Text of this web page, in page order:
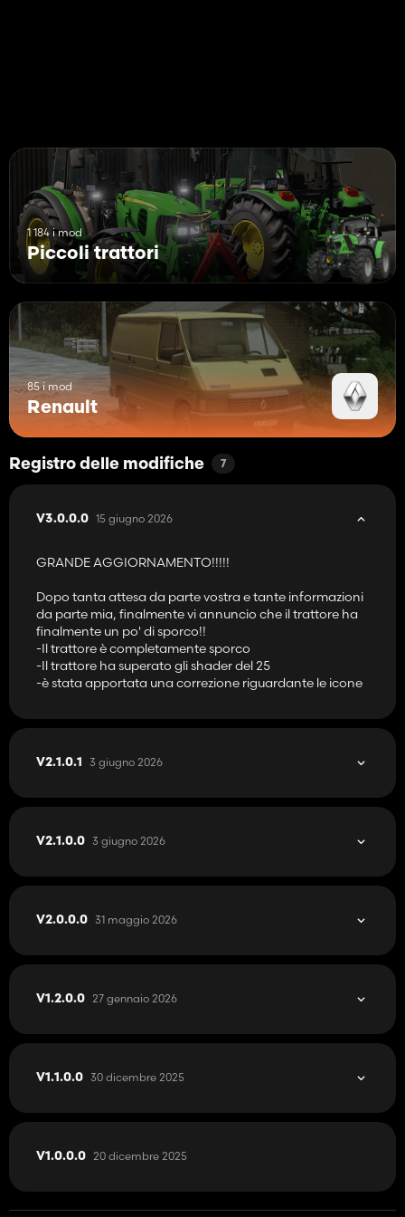
1 184 i mod
Piccoli trattori
85 i mod
Renault
Registro delle modifiche 7
V3.0.0.0 15 giugno 2026
GRANDE AGGIORNAMENTO!!!!!
Dopo tanta attesa da parte vostra e tante informazioni
da parte mia, finalmente vi annuncio che il trattore ha
finalmente un po' di sporco!!
-Il trattore è completamente sporco
-Il trattore ha superato gli shader del 25
-è stata apportata una correzione riguardante le icone
V2.1.0.1 3 giugno 2026
V2.1.0.0 3 giugno 2026
V2.0.0.0 31 maggio 2026
V1.2.0.0 27 gennaio 2026
V1.1.0.0 30 dicembre 2025
V1.0.0.0 20 dicembre 2025